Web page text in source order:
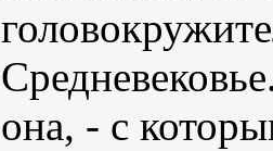
она, - с